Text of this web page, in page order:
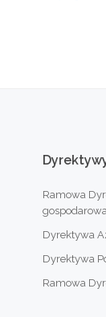
Ramowa
Dyrektywa
Dyrektywa
Ramowa